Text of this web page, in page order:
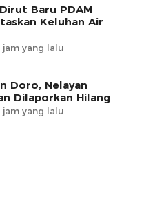
Baru PDAM
Keluhan Air
jam yang lalu
Doro, Nelayan
Dilaporkan Hilang
jam yang lalu